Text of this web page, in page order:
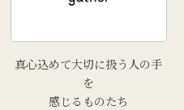
真心込めて大切に扱う人の手
を
感じるものたち